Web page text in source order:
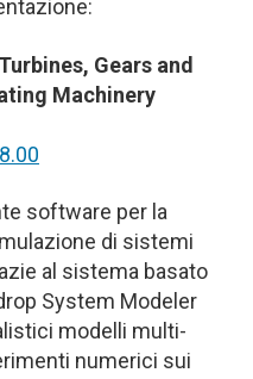
Gears and
Machinery
software per la
di sistemi
al sistema basato
System Modeler
modelli multi-
numerici sui